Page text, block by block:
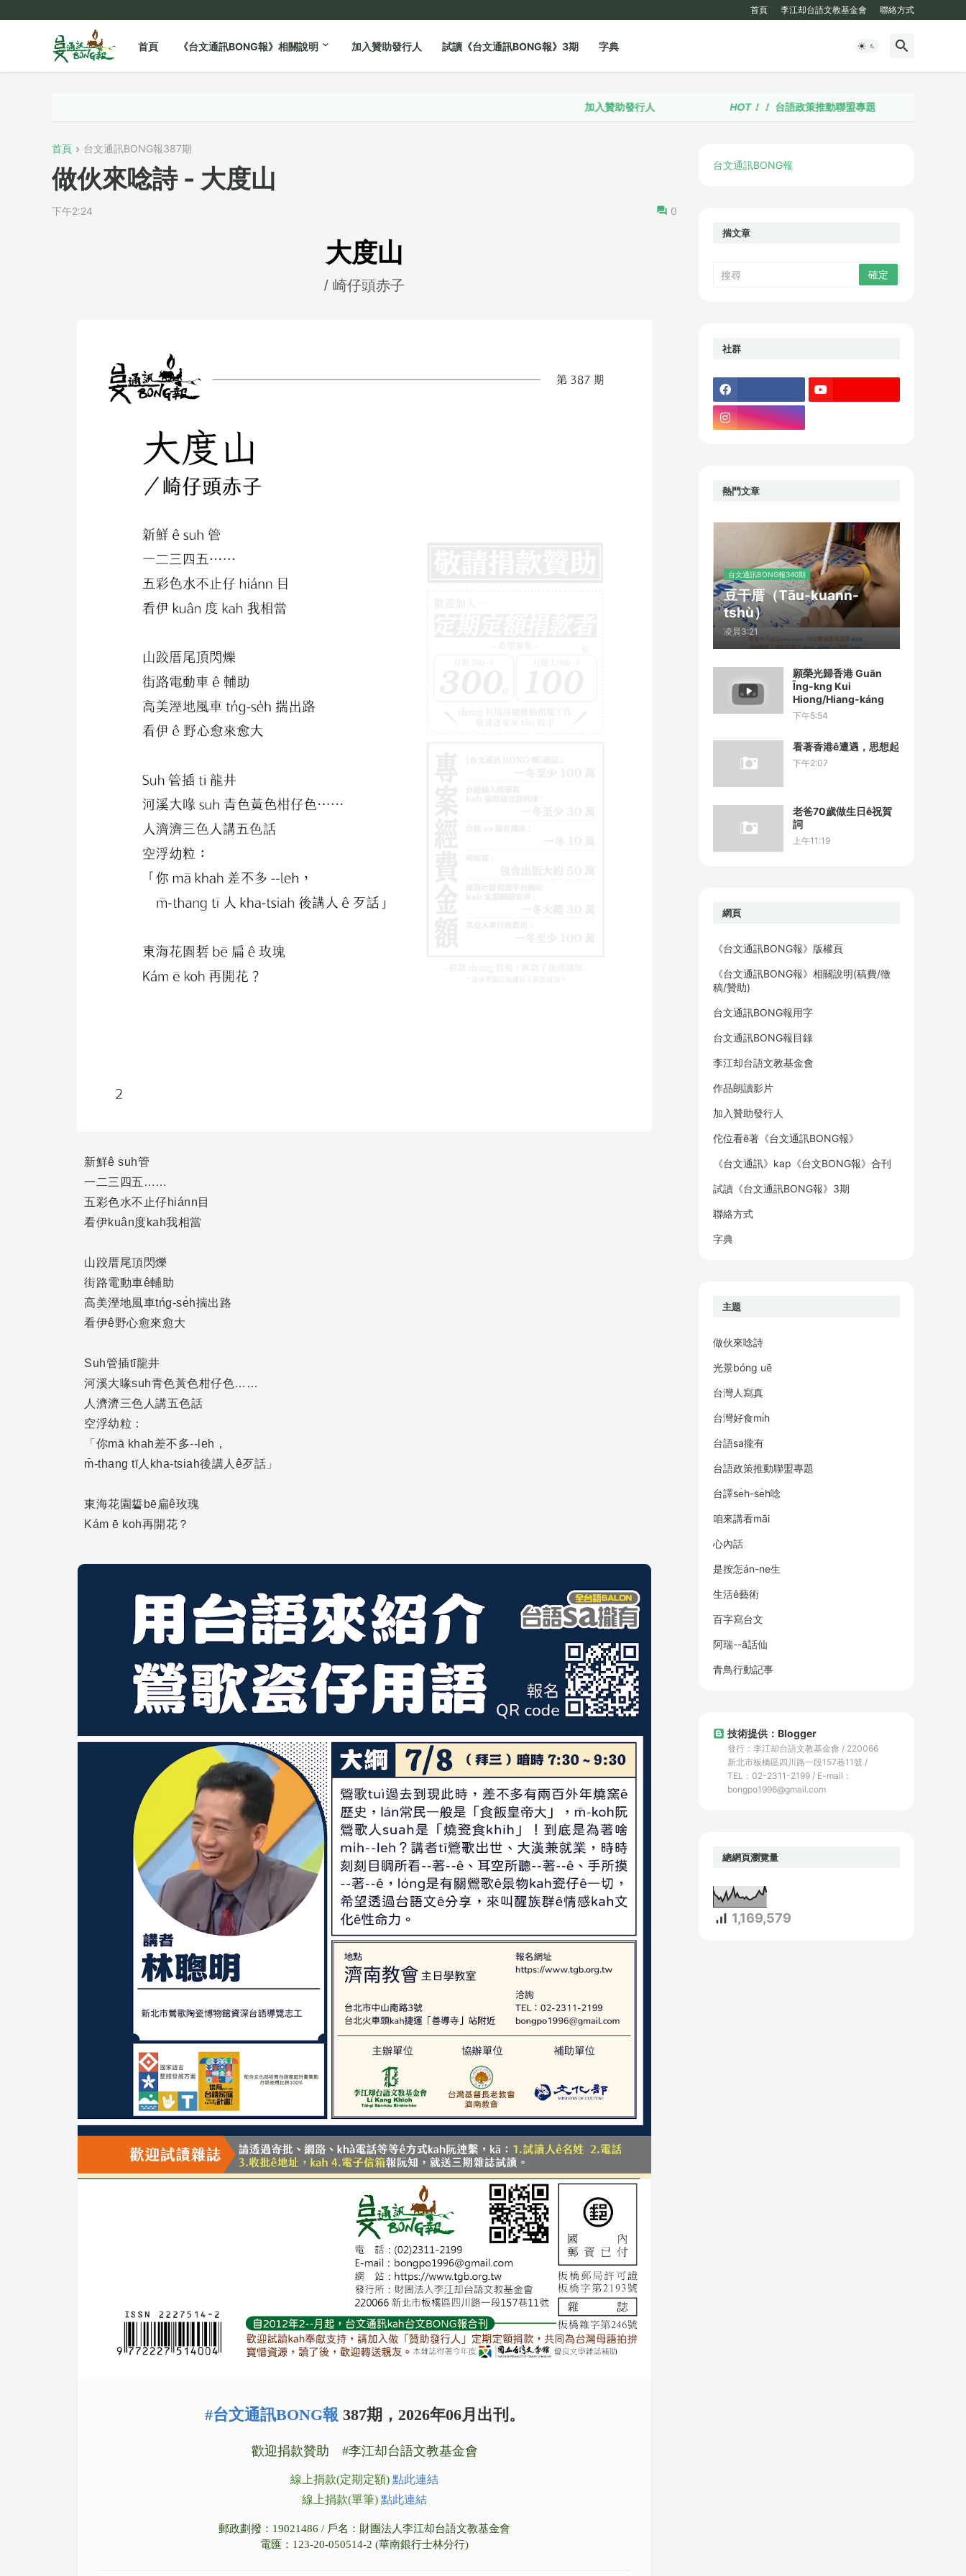
首頁 李江却台語文教基金會 聯絡方式
首頁 《台文通訊BONG報》相關說明 加入贊助發行人 試讀《台文通訊BONG報》3期 字典
加入贊助發行人 台語政策推動聯盟專題
首頁 台文通訊BONG報387期
做伙來唸詩 - 大度山
下午2:24 0
大度山
/ 崎仔頭赤子
新鮮ê suh管
一二三四五……
五彩色水不止仔hiánn目
看伊kuân度kah我相當
山跤厝尾頂閃爍
街路電動車ê輔助
高美溼地風車tńg-se̍h揣出路
看伊ê野心愈來愈大
Suh管插tī龍井
河溪大喙suh青色黃色柑仔色……
人濟濟三色人講五色話
空浮幼粒：
「你mā khah差不多--leh，
m̄-thang tī人kha-tsiah後講人ê歹話」
東海花園硩bē扁ê玫瑰
Kám ē koh再開花？
#台文通訊BONG報 387期，2026年06月出刊。
歡迎捐款贊助 #李江却台語文教基金會
線上捐款(定期定額) 點此連結
線上捐款(單筆) 點此連結
郵政劃撥：19021486 / 戶名：財團法人李江却台語文教基金會
電匯：123-20-050514-2 (華南銀行士林分行)
台文通訊BONG報
揣文章
社群
熱門文章
台文通訊BONG報340期
豆干厝（Tāu-kuann-
tshù）
凌晨3:21
願榮光歸香港 Guān
Îng-kng Kui
Hiong/Hiang-káng
下午5:54
看著香港ê遭遇，思想起
下午2:07
老爸70歲做生日ê祝賀
詞
上午11:19
網頁
《台文通訊BONG報》版權頁
《台文通訊BONG報》相關說明(稿費/徵
稿/贊助)
台文通訊BONG報用字
台文通訊BONG報目錄
李江却台語文教基金會
作品朗讀影片
加入贊助發行人
佗位看ē著《台文通訊BONG報》
《台文通訊》kap《台文BONG報》合刊
試讀《台文通訊BONG報》3期
聯絡方式
字典
主題
做伙來唸詩
光景bóng uē
台灣人寫真
台灣好食mi̍h
台語sa攏有
台語政策推動聯盟專題
台譯se̍h-se̍h唸
咱來講看māi
心內話
是按怎án-ne生
生活ê藝術
百字寫台文
阿瑞--ā話仙
青鳥行動記事
技術提供：Blogger
發行：李江却台語文教基金會 / 220066
新北市板橋區四川路一段157巷11號 /
TEL：02-2311-2199 / E-mail：
bongpo1996@gmail.com
總網頁瀏覽量
1,169,579